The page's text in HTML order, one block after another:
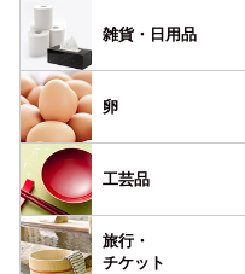
雑貨・ 日用品
卵
工芸品
旅行・
チケット